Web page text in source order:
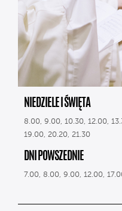
NIEDZIELE I ŚWIĘTA
8.00, 9.00, 10.30, 12.00,
19.00, 20.20, 21.30
DNI POWSZEDNIE
7.00, 8.00, 9.00, 12.00,